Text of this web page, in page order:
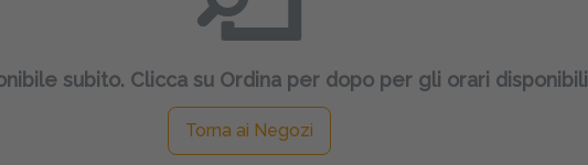
subito. Clicca su Ordina per dopo per gli orari disponibili
Torna ai Negozi